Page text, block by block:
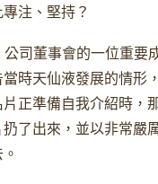
注、堅持？
司董事會的一位重
時天仙液發展的情
正準備自我介紹時，
了出來，並以非常